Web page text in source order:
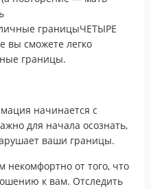
ЧЕТЫРЕ
вы сможете легко
границы.
начинается с
для начала осознать,
ваши границы.
некомфортно от того, что
к вам. Отследить